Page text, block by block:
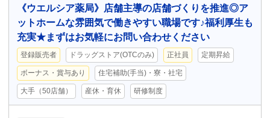
《ウエルシア薬局》店舗主導の店舗づくりを推進◎ア
ットホームな雰囲気で働きやすい職場です♪福利厚生も
充実★まずはお気軽にお問い合わせください
登録販売者 ドラッグストア(OTCのみ) 正社員 定期昇給
ボーナス・賞与あり 住宅補助(手当)・寮・社宅
大手（50店舗） 産休・育休 研修制度